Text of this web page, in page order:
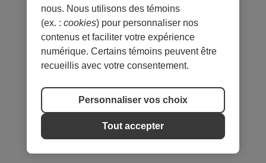
nous. Nous utilisons des témoins
(ex. : cookies) pour personnaliser nos
contenus et faciliter votre expérience
numérique. Certains témoins peuvent être
recueillis avec votre consentement.
Personnaliser vos choix
Tout accepter